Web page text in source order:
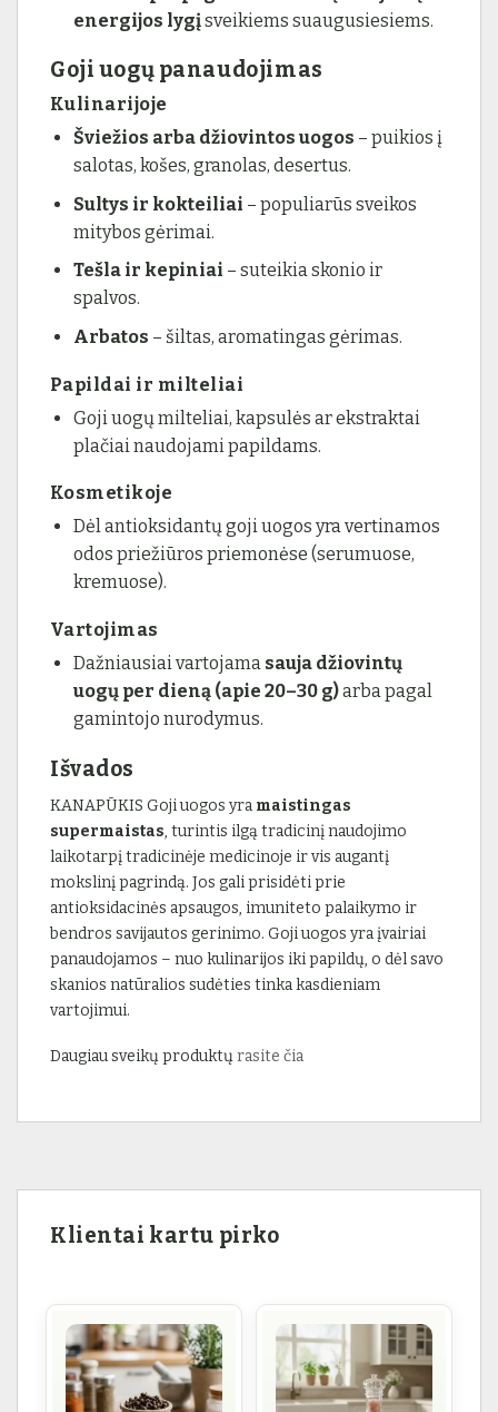
energijos lygįsveikiems suaugusiesiems.
Goji uogų panaudojimas
Kulinarijoje
Šviežios arba džiovintos uogos – puikios į
salotas, košes, granolas, desertus.
Sultys ir kokteiliai – populiarūs sveikos
mitybos gėrimai.
Tešla ir kepiniai – suteikia skonio ir
spalvos.
Arbatos – šiltas, aromatingas gėrimas.
Papildai ir milteliai
Goji uogų milteliai, kapsulės ar ekstraktai
plačiai naudojami papildams.
Kosmetikoje
Dėl antioksidantų goji uogos yra vertinamos
odos priežiūros priemonėse (serumuose,
kremuose).
Vartojimas
Dažniausiai vartojama sauja džiovintų
uogų per dieną (apie 20–30 g)arba pagal
gamintojo nurodymus.
Išvados
KANAPŪKIS Goji uogos yra maistingas
supermaistas, turintis ilgą tradicinį naudojimo
laikotarpį tradicinėje medicinoje ir vis augantį
mokslinį pagrindą. Jos gali prisidėti prie
antioksidacinės apsaugos, imuniteto palaikymo ir
bendros savijautos gerinimo. Goji uogos yra įvairiai
panaudojamos – nuo kulinarijos iki papildų, o dėl savo
skanios natūralios sudėties tinka kasdieniam
vartojimui.
Daugiau sveikų produktųrasite čia
Klientai kartu pirko